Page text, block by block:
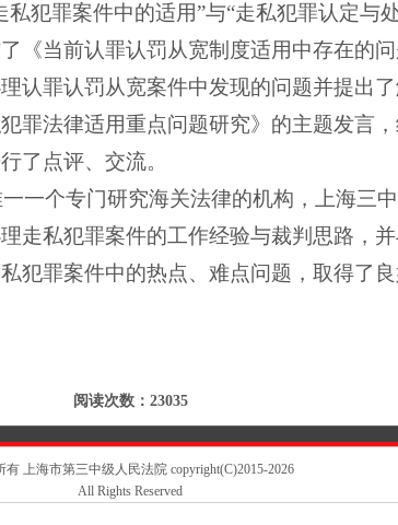
犯罪案件中的适用”与“走私犯罪认定与
了《当前认罪认罚从宽制度适用中存在
认罪认罚从宽案件中发现的问题并提出
罪法律适用重点问题研究》的主题发言
了点评、交流。
一个专门研究海关法律的机构，上海三
走私犯罪案件的工作经验与裁判思路，并
犯罪案件中的热点、难点问题，取得了良
阅读次数：23035
有 上海市第三中级人民法院 copyright(C)2015-2026
All Rights Reserved